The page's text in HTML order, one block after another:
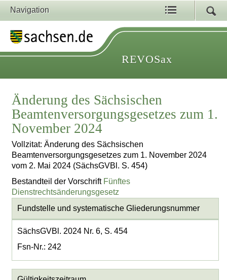
Navigation
REVOSax
Änderung des Sächsischen
Beamtenversorgungsgesetzes zum 1.
November 2024
Vollzitat: Änderung des Sächsischen
Beamtenversorgungsgesetzes zum 1. November 2024
vom 2. Mai 2024 (SächsGVBl. S. 454)
Bestandteil der Vorschrift Fünftes
Dienstrechtsänderungsgesetz
Fundstelle und systematische Gliederungsnummer
SächsGVBl. 2024 Nr. 6, S. 454
Fsn-Nr.: 242